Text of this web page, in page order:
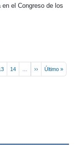
en el Congreso de los
14 ››Next page
Último »Last